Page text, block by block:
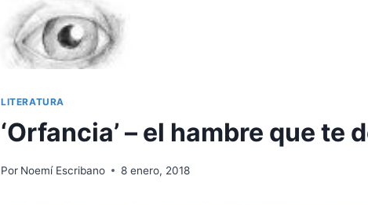
LITERATURA
‘Orfancia’ – el hambre que te
Por Noemí Escribano 8 enero, 2018